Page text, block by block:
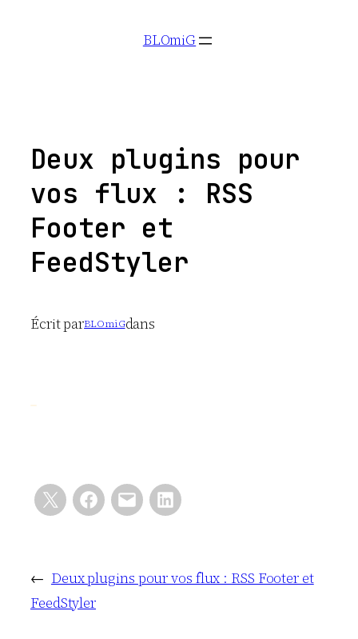
BLOmiG
Deux plugins pour
vos flux : RSS
Footer et
FeedStyler
Écrit parBLOmiGdans
← Deux plugins pour vos flux : RSS Footer et
FeedStyler